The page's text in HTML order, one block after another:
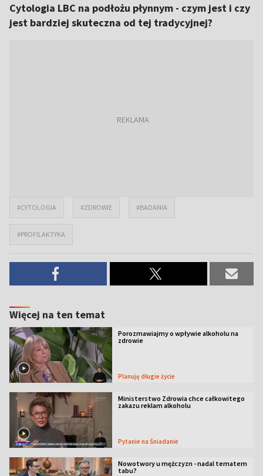
Cytologia LBC na podłożu płynnym - czym jest i czy
jest bardziej skuteczna od tej tradycyjnej?
#CYTOLOGIA #ZDROWIE #BADANIA
#PROFILAKTYKA
Więcej na ten temat
Porozmawiajmy o wpływie alkoholu na
zdrowie
Planuję długie życie
Ministerstwo Zdrowia chce całkowitego
zakazu reklam alkoholu
Pytanie na Śniadanie
Nowotwory u mężczyzn - nadal tematem
tabu?